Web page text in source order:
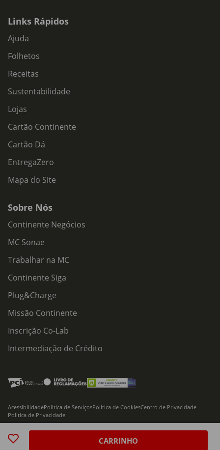
CARRINHO
Links Rápidos
Ajuda
Folhetos
Receitas
Sustentabilidade
Lojas
Cartão Continente
Cartão Dá
EntregaZero
Mapa do Site
Sobre Nós
Continente Negócios
MC Sonae
Trabalhar na MC
Continente Siga
Plug&Charge
Missão Continente
Inscrição Co-Lab
Intermediação de Crédito
© 2026 Modelo Continente Hipermercados, S.A. Todos os direitos reservados
AcessibilidadePolítica de ServiçosPolítica de CookiesCentro de Privacidade
Política de Privacidade